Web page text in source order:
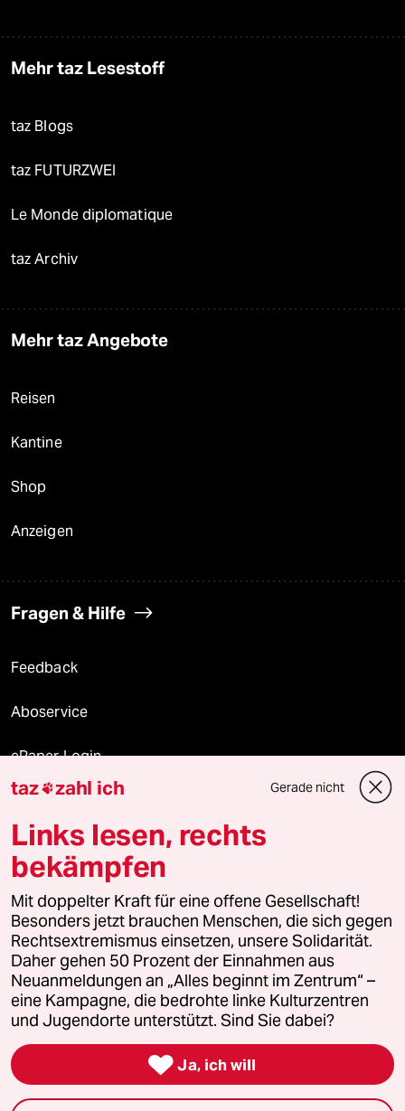
Mehr taz Lesestoff
taz Blogs
taz FUTURZWEI
Le Monde diplomatique
taz Archiv
Mehr taz Angebote
Reisen
Kantine
Shop
Anzeigen
Fragen & Hilfe
Feedback
Aboservice
ePaper Login
Downloads für Abonnierende
© 2026 taz Verlags und Vertriebs GmbH
Alle Rechte vorbehalten. Bei rechtlichen Fragen oder für Genehmigungen
wenden Sie sich bitte an
lizenzen@taz.de
Feedback Redaktionsstatut Kommune-Richtlinien
Leitlinie Informant Datenschutz Impressum AGB
Seitenwende Einwilligungen widerrufen (Ads)
taz zahl ich Gerade nicht
Links lesen, rechts
bekämpfen
Mit doppelter Kraft für eine offene Gesellschaft!
Besonders jetzt brauchen Menschen, die sich gegen
Rechtsextremismus einsetzen, unsere Solidarität.
Daher gehen 50 Prozent der Einnahmen aus
Neuanmeldungen an „Alles beginnt im Zentrum“ –
eine Kampagne, die bedrohte linke Kulturzentren
und Jugendorte unterstützt. Sind Sie dabei?
 Ja, ich will